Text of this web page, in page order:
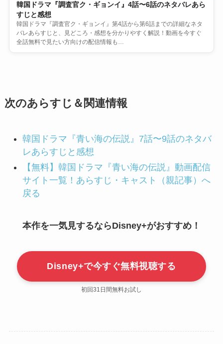
韓国ドラマ『調査官ク・ギョンイ』4話〜6話のネタバレあら
すじと感想
韓国ドラマ『調査官ク・ギョンイ』第4話から第6話までの詳細なネタ
バレあらすじと、見どころ・感想を分かりやすく解説！動画を今すぐ
全話無料で見たい方向けの配信情報も…
次のあらすじ＆関連情報
韓国ドラマ『青い海の伝説』7話〜9話のネタバ
レあらすじと感想
【無料】韓国ドラマ『青い海の伝説』動画配信
サイト一覧！あらすじ・キャスト（親記事）へ
戻る
本作を一気見するならDisney+がおすすめ！
Disney+で今すぐ無料視聴する
初回31日間無料お試し